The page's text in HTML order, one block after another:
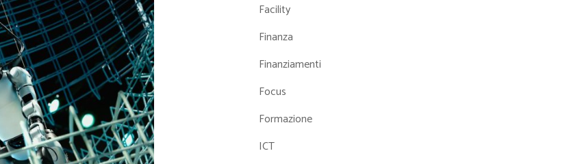
Facility
Finanza
Finanziamenti
Focus
Formazione
ICT